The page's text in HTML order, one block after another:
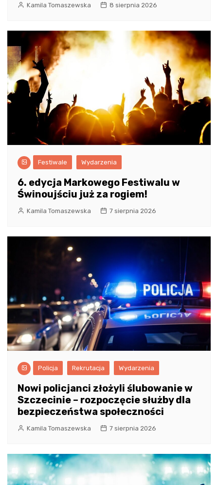
Kamila Tomaszewska 8 sierpnia 2026
Festiwale Wydarzenia
6. edycja Markowego Festiwalu w
Świnoujściu już za rogiem!
Kamila Tomaszewska 7 sierpnia 2026
Policja Rekrutacja Wydarzenia
Nowi policjanci złożyli ślubowanie w
Szczecinie – rozpoczęcie służby dla
bezpieczeństwa społeczności
Kamila Tomaszewska 7 sierpnia 2026